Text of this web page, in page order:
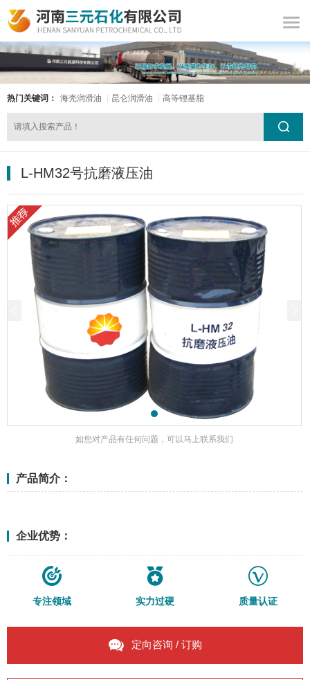
热门关键词： 海壳润滑油 昆仑润滑油 高等锂基脂
L-HM32号抗磨液压油
如您对产品有任何问题，可以马上联系我们
产品简介：
企业优势：
专注领域 实力过硬 质量认证
定向咨询 / 订购